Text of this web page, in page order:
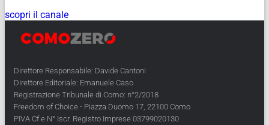
scopri il canale
Direttore Responsabile: Davide Cantoni
Direttore Editoriale: Emanuele Caso
Registrazione Tribunale di Como: n°2/2018
Freedom of Choice - Piazza Duomo 17, 22100 Como
PIVA Cf e N° Iscr. Registro Imprese 03799020130